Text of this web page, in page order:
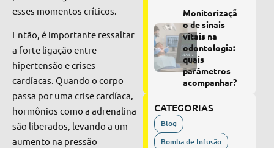
esses momentos críticos.
Então, é importante ressaltar
a forte ligação entre
hipertensão e crises
cardíacas. Quando o corpo
passa por uma crise cardíaca,
hormônios como a adrenalina
são liberados, levando a um
aumento na pressão
Monitorizaçã
o de sinais
vitais na
odontologia:
quais
parâmetros
acompanhar?
CATEGORIAS
Blog
Bomba de Infusão